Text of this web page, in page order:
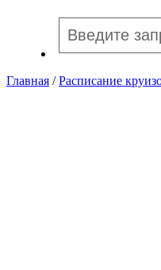
Главная /Расписание